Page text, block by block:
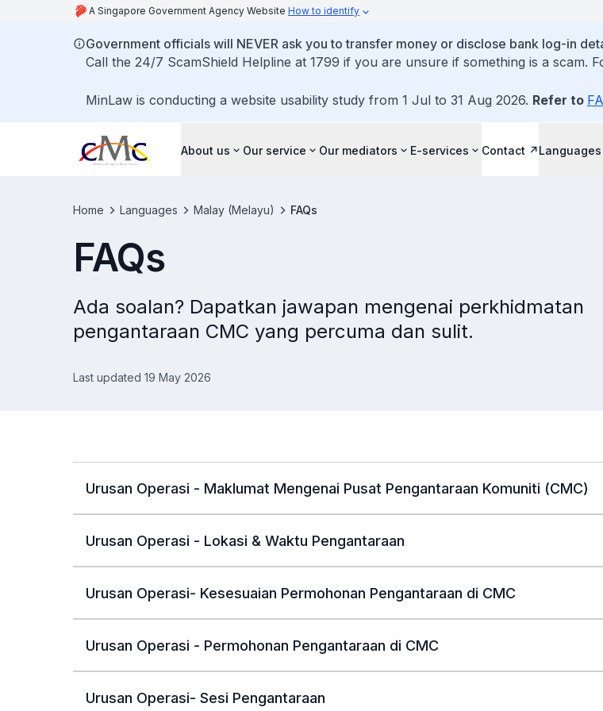
A Singapore Government Agency Website How to identify
Government officials will NEVER ask you to transfer money or disclose bank log-in
Call the 24/7 ScamShield Helpline at 1799 if you are unsure if something is a scam.
MinLaw is conducting a website usability study from 1 Jul to 31 Aug 2026. Refer to
About us Our service Our mediators E-services Contact Languages
Home Languages Malay (Melayu) FAQs
FAQs
Ada soalan? Dapatkan jawapan mengenai perkhidmatan
pengantaraan CMC yang percuma dan sulit.
Last updated 19 May 2026
Urusan Operasi - Maklumat Mengenai Pusat Pengantaraan Komuniti (CMC)
Urusan Operasi - Lokasi & Waktu Pengantaraan
Urusan Operasi- Kesesuaian Permohonan Pengantaraan di CMC
Urusan Operasi - Permohonan Pengantaraan di CMC
Urusan Operasi- Sesi Pengantaraan